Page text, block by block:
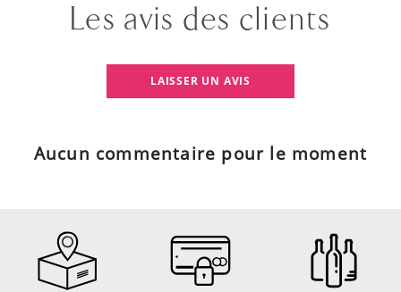
Les avis des clients
LAISSER UN AVIS
Aucun commentaire pour le moment